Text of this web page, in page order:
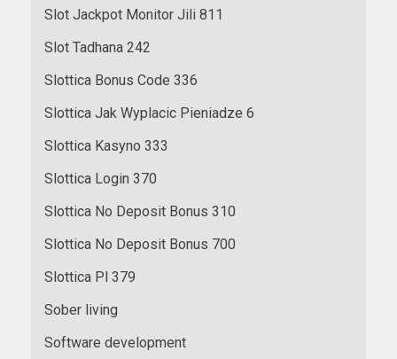
Slot Jackpot Monitor Jili 811
Slot Tadhana 242
Slottica Bonus Code 336
Slottica Jak Wyplacic Pieniadze 6
Slottica Kasyno 333
Slottica Login 370
Slottica No Deposit Bonus 310
Slottica No Deposit Bonus 700
Slottica Pl 379
Sober living
Software development